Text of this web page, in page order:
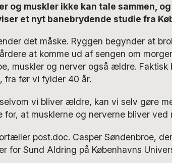
og muskler ikke kan tale sammen,
et nyt banebrydende studie fra
det måske. Ryggen begynder at
at komme ud af sengen om
muskler og nerver også ældre.
fra før vi fylder 40 år.
vi bliver ældre, kan vi selv gøre
for, at musklerne og nerverne bliver ved
post.doc. Casper Søndenbroe,
for Sund Aldring på Københavns